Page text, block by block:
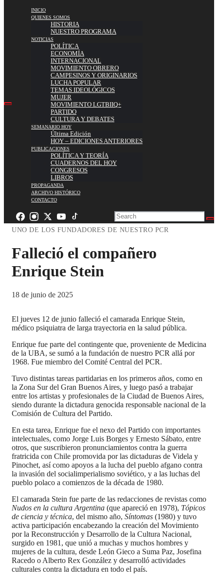
INICIO
QUIENES SOMOS
HISTORIA
NUESTRO PROGRAMA
NOTICIAS
POLÍTICA
ECONOMÍA
INTERNACIONAL
MOVIMIENTO OBRERO
CAMPESINOS Y ORIGINARIOS
LUCHA POPULAR
TEMAS IDEOLÓGICOS
MUJER
MOVIMIENTO LGTBIIQ+
PARTIDO
CULTURA Y DEBATES
SEMANARIO HOY
Última Edición
HOY – EDICIONES ANTERIORES
PUBLICACIONES
POLÍTICA Y TEORÍA
CUADERNOS DEL HOY
CONGRESOS
LIBROS
PROPAGANDA
ARCHIVO HISTÓRICO
CONTACTO
UNO DE LOS FUNDADORES DE NUESTRO PCR
Falleció el compañero
Enrique Stein
18 de junio de 2025
El jueves 12 de junio falleció el camarada Enrique Stein,
médico psiquiatra de larga trayectoria en la salud pública.
Enrique fue parte del contingente que, proveniente de Medicina
de la UBA, se sumó a la fundación de nuestro PCR allá por
1968. Fue miembro del Comité Central del PCR.
Tuvo distintas tareas partidarias en los primeros años, como en
la Zona Sur del Gran Buenos Aires, y luego pasó a trabajar
entre los artistas y profesionales de la Ciudad de Buenos Aires,
siendo durante la dictadura genocida responsable nacional de la
Comisión de Cultura del Partido.
En esta tarea, Enrique fue el nexo del Partido con importantes
intelectuales, como Jorge Luis Borges y Ernesto Sábato, entre
otros, que suscribieron pronunciamientos contra la guerra
fratricida con Chile promovida por las dictaduras de Videla y
Pinochet, así como apoyos a la lucha del pueblo afgano contra
la invasión del socialimperialismo soviético, y a las luchas del
pueblo polaco a comienzos de la década de 1980.
El camarada Stein fue parte de las redacciones de revistas como
Nudos en la cultura Argentina (que apareció en 1978), Tópicos
de ciencia y técnica, del mismo año, Síntomas (1980) y tuvo
activa participación encabezando la creación del Movimiento
por la Reconstrucción y Desarrollo de la Cultura Nacional,
surgido en 1981, que unió a muchas y muchos hombres y
mujeres de la cultura, desde León Gieco a Suma Paz, Josefina
Racedo o Alberto Rex González y desarrolló actividades
culturales contra la dictadura en todo el país.